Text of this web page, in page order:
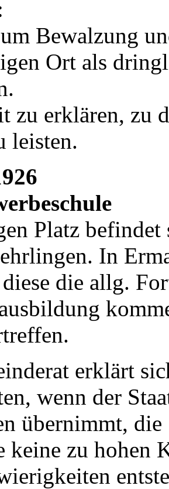
Bewalzung
Ort als
zu erklären, zu
leisten.
Platz
In
diese die allg.
erklärt
wenn der
übernimmt,
keine zu hohen